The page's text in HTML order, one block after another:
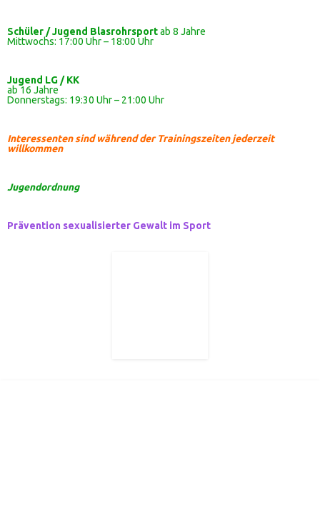
Schüler / Jugend Blasrohrsportab 8 Jahre
Mittwochs: 17:00 Uhr – 18:00 Uhr
Jugend LG / KK
ab 16 Jahre
Donnerstags: 19:30 Uhr – 21:00 Uhr
Interessenten sind während der Trainingszeiten jederzeit
willkommen
Jugendordnung
Prävention sexualisierter Gewalt im Sport